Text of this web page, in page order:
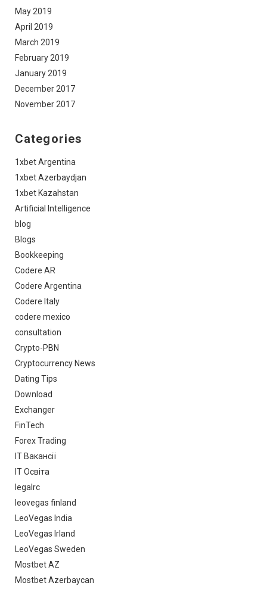
May 2019
April 2019
March 2019
February 2019
January 2019
December 2017
November 2017
Categories
1xbet Argentina
1xbet Azerbaydjan
1xbet Kazahstan
Artificial Intelligence
blog
Blogs
Bookkeeping
Codere AR
Codere Argentina
Codere Italy
codere mexico
consultation
Crypto-PBN
Cryptocurrency News
Dating Tips
Download
Exchanger
FinTech
Forex Trading
IT Вакансії
IT Освіта
legalrc
leovegas finland
LeoVegas India
LeoVegas Irland
LeoVegas Sweden
Mostbet AZ
Mostbet Azerbaycan